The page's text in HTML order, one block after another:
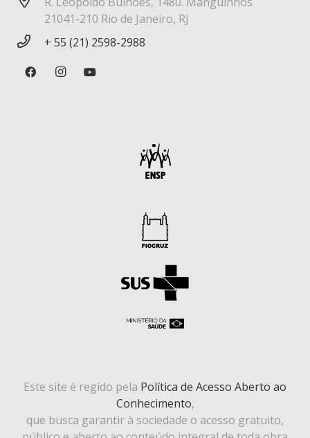
21041-210 Rio de Janeiro, RJ
+ 55 (21) 2598-2988
Este site é regido pela Política de Acesso Aberto ao
Conhecimento,
que busca garantir à sociedade o acesso gratuito,